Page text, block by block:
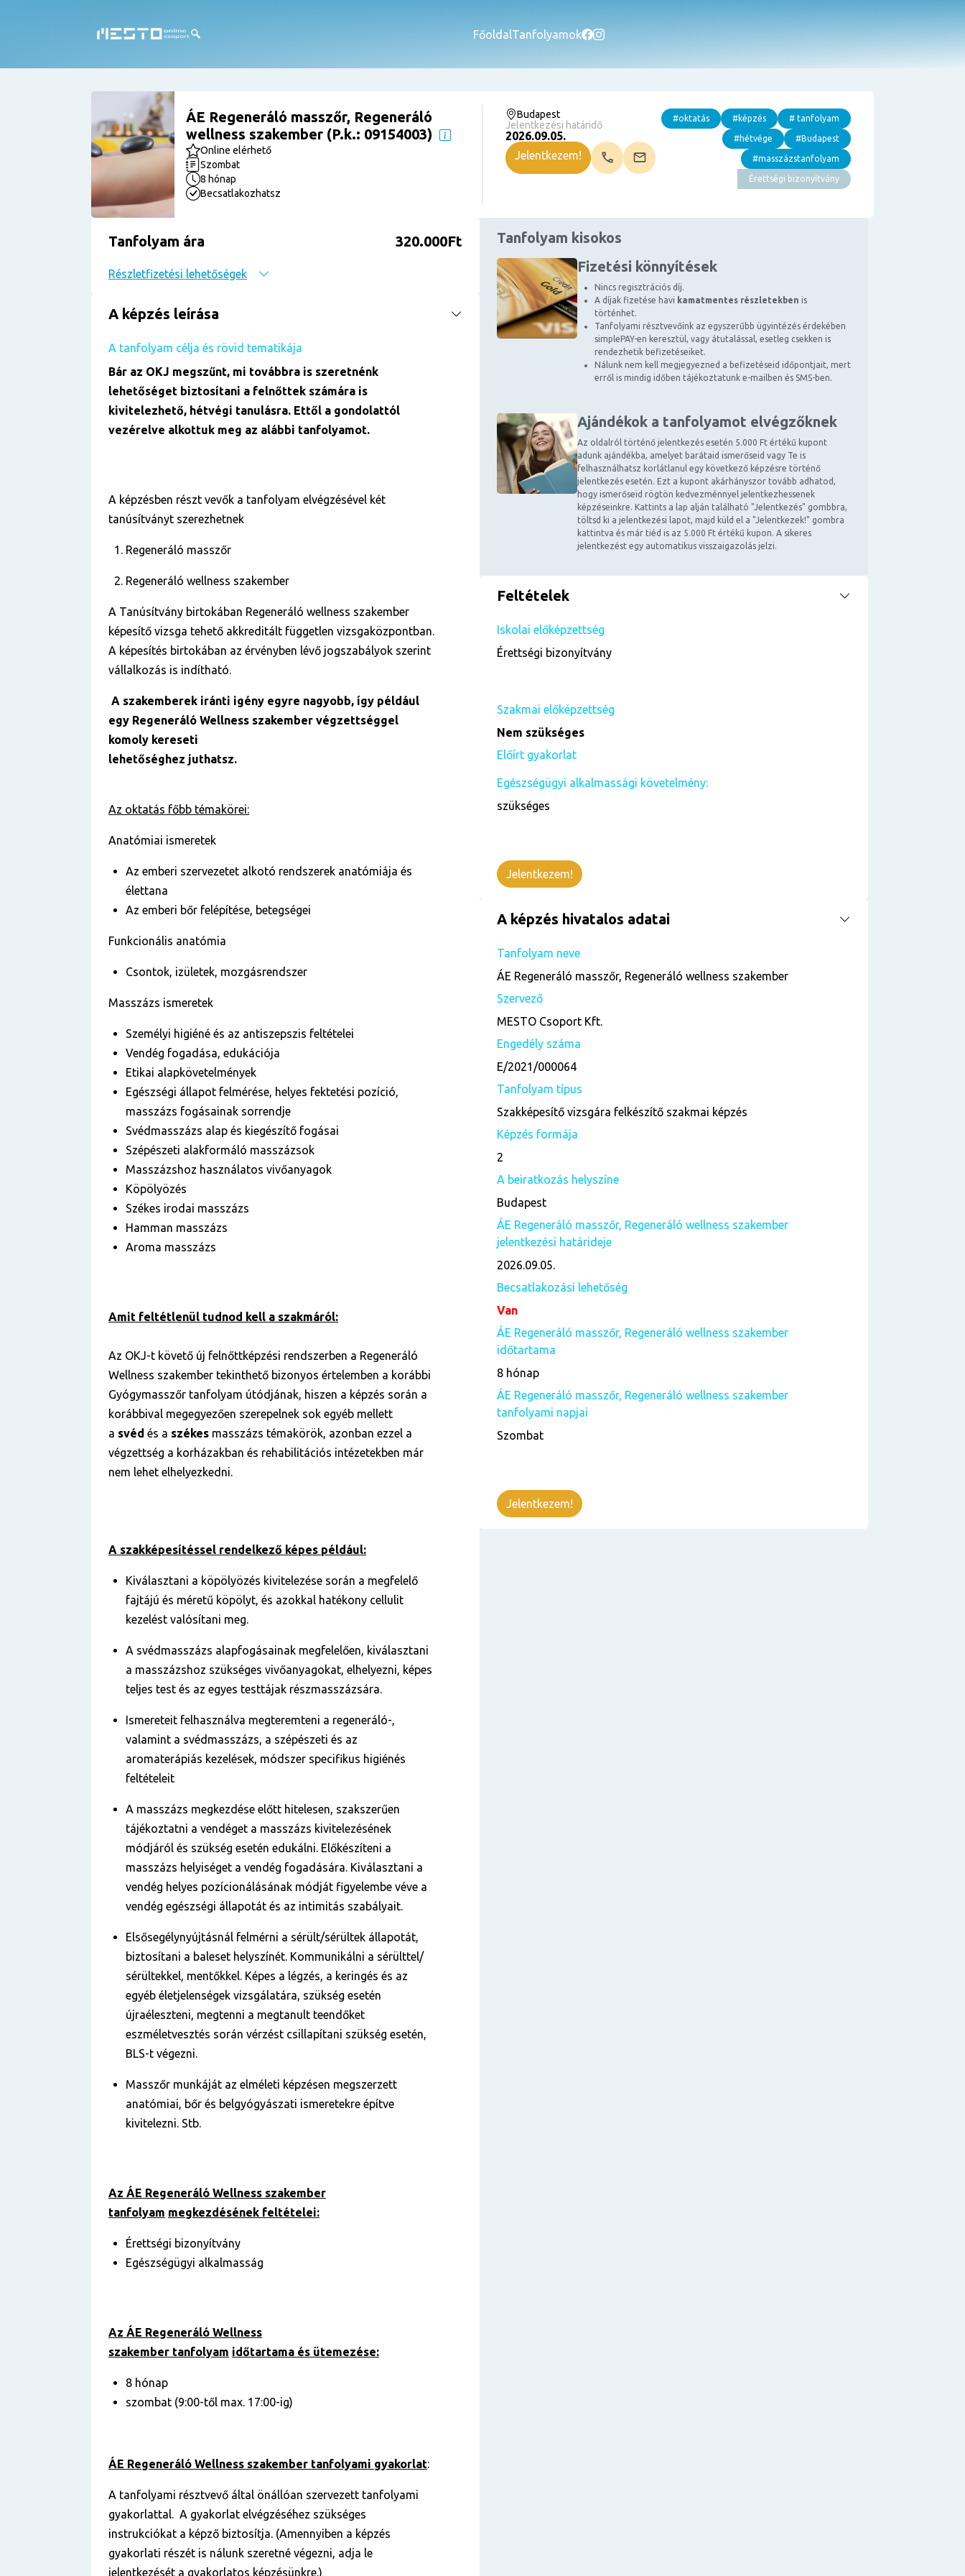
Főoldal Tanfolyamok
ÁE Regeneráló masszőr, Regeneráló
wellness szakember (P.k.: 09154003)
Online elérhető
Szombat
8 hónap
Becsatlakozhatsz
Budapest
Jelentkezési határidő
2026.09.05.
Jelentkezem!
#oktatás #képzés # tanfolyam
#hétvége #Budapest
#masszázstanfolyam
Érettségi bizonyítvány
Tanfolyam ára 320.000Ft
Részletfizetési lehetőségek
A képzés leírása
A tanfolyam célja és rövid tematikája
Bár az OKJ megszűnt, mi továbbra is szeretnénk
lehetőséget biztosítani a felnőttek számára is
kivitelezhető, hétvégi tanulásra. Ettől a gondolattól
vezérelve alkottuk meg az alábbi tanfolyamot.
A képzésben részt vevők a tanfolyam elvégzésével két
tanúsítványt szerezhetnek
Regeneráló masszőr
Regeneráló wellness szakember
A Tanúsítvány birtokában Regeneráló wellness szakember
képesítő vizsga tehető akkreditált független vizsgaközpontban.
A képesítés birtokában az érvényben lévő jogszabályok szerint
vállalkozás is indítható.
A szakemberek iránti igény egyre nagyobb, így például
egy Regeneráló Wellness szakember végzettséggel
komoly kereseti
lehetőséghez juthatsz.
Az oktatás főbb témakörei:
Anatómiai ismeretek
Az emberi szervezetet alkotó rendszerek anatómiája és
élettana
Az emberi bőr felépítése, betegségei
Funkcionális anatómia
Csontok, izületek, mozgásrendszer
Masszázs ismeretek
Személyi higiéné és az antiszepszis feltételei
Vendég fogadása, edukációja
Etikai alapkövetelmények
Egészségi állapot felmérése, helyes fektetési pozíció,
masszázs fogásainak sorrendje
Svédmasszázs alap és kiegészítő fogásai
Szépészeti alakformáló masszázsok
Masszázshoz használatos vivőanyagok
Köpölyözés
Székes irodai masszázs
Hamman masszázs
Aroma masszázs
Amit feltétlenül tudnod kell a szakmáról:
Az OKJ-t követő új felnőttképzési rendszerben a Regeneráló
Wellness szakember tekinthető bizonyos értelemben a korábbi
Gyógymasszőr tanfolyam útódjának, hiszen a képzés során a
korábbival megegyezően szerepelnek sok egyéb mellett
a svéd és a székes masszázs témakörök, azonban ezzel a
végzettség a korházakban és rehabilitációs intézetekben már
nem lehet elhelyezkedni.
A szakképesítéssel rendelkező képes például:
Kiválasztani a köpölyözés kivitelezése során a megfelelő
fajtájú és méretű köpölyt, és azokkal hatékony cellulit
kezelést valósítani meg.
A svédmasszázs alapfogásainak megfelelően, kiválasztani
a masszázshoz szükséges vivőanyagokat, elhelyezni, képes
teljes test és az egyes testtájak részmasszázsára.
Ismereteit felhasználva megteremteni a regeneráló-,
valamint a svédmasszázs, a szépészeti és az
aromaterápiás kezelések, módszer specifikus higiénés
feltételeit
A masszázs megkezdése előtt hitelesen, szakszerűen
tájékoztatni a vendéget a masszázs kivitelezésének
módjáról és szükség esetén edukálni. Előkészíteni a
masszázs helyiséget a vendég fogadására. Kiválasztani a
vendég helyes pozícionálásának módját figyelembe véve a
vendég egészségi állapotát és az intimitás szabályait.
Elsősegélynyújtásnál felmérni a sérült/sérültek állapotát,
biztosítani a baleset helyszínét. Kommunikálni a sérülttel/
sérültekkel, mentőkkel. Képes a légzés, a keringés és az
egyéb életjelenségek vizsgálatára, szükség esetén
újraéleszteni, megtenni a megtanult teendőket
eszméletvesztés során vérzést csillapítani szükség esetén,
BLS-t végezni.
Masszőr munkáját az elméleti képzésen megszerzett
anatómiai, bőr és belgyógyászati ismeretekre építve
kivitelezni. Stb.
Az ÁE Regeneráló Wellness szakember
tanfolyam megkezdésének feltételei:
Érettségi bizonyítvány
Egészségügyi alkalmasság
Az ÁE Regeneráló Wellness
szakember tanfolyam időtartama és ütemezése:
8 hónap
szombat (9:00-től max. 17:00-ig)
ÁE Regeneráló Wellness szakember tanfolyami gyakorlat:
A tanfolyami résztvevő által önállóan szervezett tanfolyami
gyakorlattal. A gyakorlat elvégzéséhez szükséges
instrukciókat a képző biztosítja. (Amennyiben a képzés
gyakorlati részét is nálunk szeretné végezni, adja le
jelentkezését a gyakorlatos képzésünkre.)
Tanfolyam kisokos
Fizetési könnyítések
Nincs regisztrációs díj.
A díjak fizetése havi kamatmentes részletekben is
történhet.
Tanfolyami résztvevőink az egyszerűbb ügyintézés érdekében
simplePAY-en keresztül, vagy átutalással, esetleg csekken is
rendezhetik befizetéseiket.
Nálunk nem kell megjegyezned a befizetéseid időpontjait, mert
erről is mindig időben tájékoztatunk e-mailben és SMS-ben.
Ajándékok a tanfolyamot elvégzőknek
Az oldalról történő jelentkezés esetén 5.000 Ft értékű kupont
adunk ajándékba, amelyet barátaid ismerőseid vagy Te is
felhasználhatsz korlátlanul egy következő képzésre történő
jelentkezés esetén. Ezt a kupont akárhányszor tovább adhatod,
hogy ismerőseid rögtön kedvezménnyel jelentkezhessenek
képzéseinkre. Kattints a lap alján található "Jelentkezés" gombbra,
töltsd ki a jelentkezési lapot, majd küld el a "Jelentkezek!" gombra
kattintva és már tiéd is az 5.000 Ft értékű kupon. A sikeres
jelentkezést egy automatikus visszaigazolás jelzi.
Feltételek
Iskolai előképzettség
Érettségi bizonyítvány
Szakmai előképzettség
Nem szükséges
Előírt gyakorlat
Egészségügyi alkalmassági követelmény:
szükséges
Jelentkezem!
A képzés hivatalos adatai
Tanfolyam neve
ÁE Regeneráló masszőr, Regeneráló wellness szakember
Szervező
MESTO Csoport Kft.
Engedély száma
E/2021/000064
Tanfolyam típus
Szakképesítő vizsgára felkészítő szakmai képzés
Képzés formája
2
A beiratkozás helyszíne
Budapest
ÁE Regeneráló masszőr, Regeneráló wellness szakember
jelentkezési határideje
2026.09.05.
Becsatlakozási lehetőség
Van
ÁE Regeneráló masszőr, Regeneráló wellness szakember
időtartama
8 hónap
ÁE Regeneráló masszőr, Regeneráló wellness szakember
tanfolyami napjai
Szombat
Jelentkezem!